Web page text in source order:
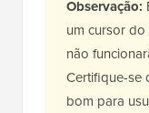
Observação:
um cursor
não
Certifique-se
bom para